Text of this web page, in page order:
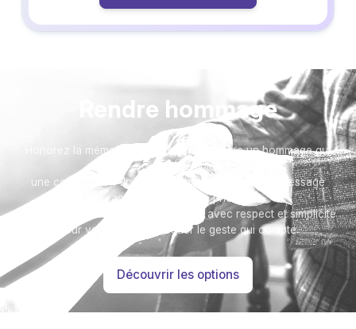
Rendre hommage
Honorez la mémoire de votre proche avec un hommage qui
vous ressemble :
une composition florale, un arbre, ou encore un message
accompagné d'une photo.
Toutes nos options sont présentées avec respect et simplicité
pour vous aider à marquer le geste qui compte.
Découvrir les options